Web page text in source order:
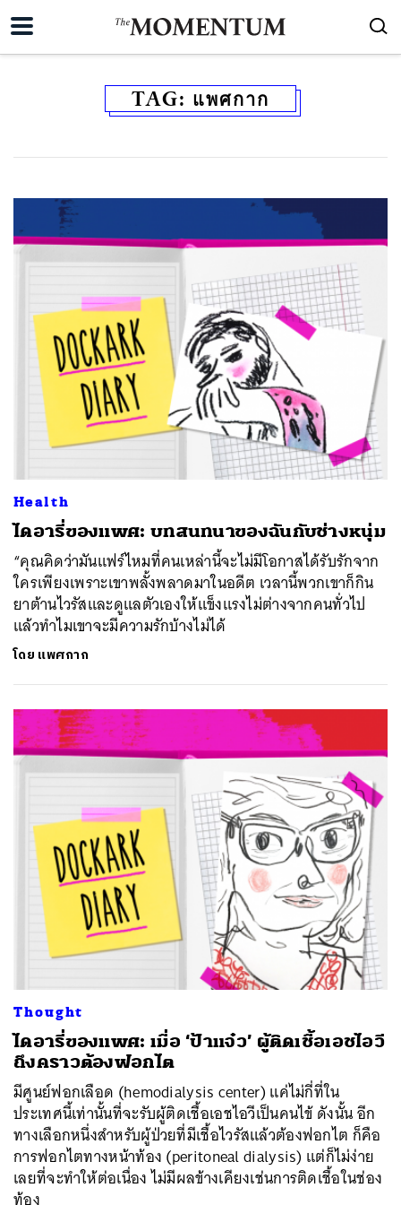
TAG: แพศกาก
Health
ไดอารี่ของแพศ: บทสนทนาของฉันกับช่างหนุ่ม
“คุณคิดว่ามันแฟร์ไหมที่คนเหล่านี้จะไม่มีโอกาสได้รับรักจาก
ใครเพียงเพราะเขาพลั้งพลาดมาในอดีต เวลานี้พวกเขาก็กิน
ยาต้านไวรัสและดูแลตัวเองให้แข็งแรงไม่ต่างจากคนทั่วไป
แล้วทำไมเขาจะมีความรักบ้างไม่ได้
โดย แพศกาก
Thought
ไดอารี่ของแพศ: เมื่อ ‘ป้าแจ๋ว’ ผู้ติดเชื้อเอชไอวี
ถึงคราวต้องฟอกไต
มีศูนย์ฟอกเลือด (hemodialysis center) แค่ไม่กี่ที่ใน
ประเทศนี้เท่านั้นที่จะรับผู้ติดเชื้อเอชไอวีเป็นคนไข้ ดังนั้น อีก
ทางเลือกหนึ่งสำหรับผู้ป่วยที่มีเชื้อไวรัสแล้วต้องฟอกไต ก็คือ
การฟอกไตทางหน้าท้อง (peritoneal dialysis) แต่ก็ไม่ง่าย
เลยที่จะทำให้ต่อเนื่อง ไม่มีผลข้างเคียงเช่นการติดเชื้อในช่อง
ท้อง
ค้นหา
SHARE TWEET LINE EMAIL